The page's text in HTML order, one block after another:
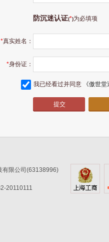
防沉迷认证(*)为必填项
*真实姓名：
*身份证：
我已经看过并同意 《傲世
有限公司(63138996)
20110111